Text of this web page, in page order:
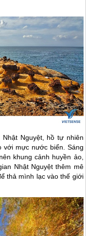
Nguyệt, hồ tự nhiên
với mực nước biển. Sáng
khung cảnh huyền ảo,
Nhật Nguyệt thêm mê
thả mình lạc vào thế giới